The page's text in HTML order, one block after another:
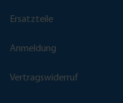
Ersatzteile
Anmeldung
Vertragswiderruf